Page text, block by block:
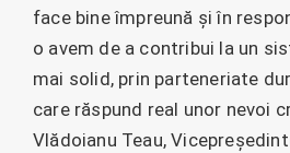
face bine împreună și în
o avem de a contribui la un
mai solid, prin parteneriate
care răspund real unor nevoi
Vlădoianu Teau,